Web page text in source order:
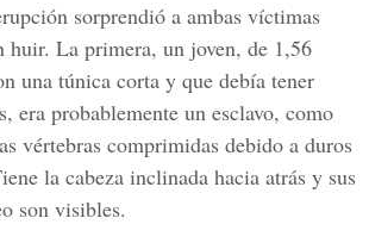
sorprendió a ambas víctimas
huir. La primera, un joven, de 1,56
una túnica corta y que debía tener
era probablemente un esclavo, como
vértebras comprimidas debido a duros
la cabeza inclinada hacia atrás y sus
son visibles.